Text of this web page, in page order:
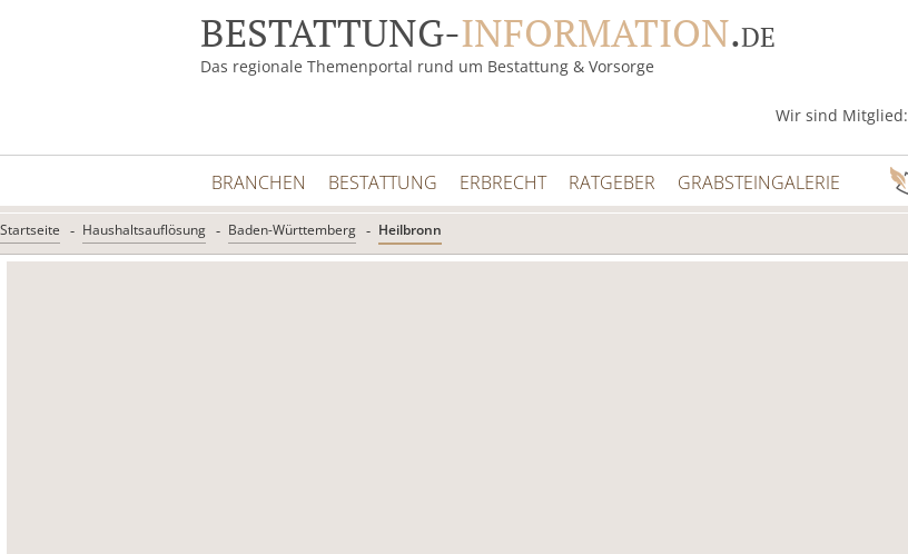
BESTATTUNG-INFORMATION.DE
Das regionale Themenportal rund um Bestattung & Vorsorge
Wir sind Mitglied:
BRANCHEN BESTATTUNG ERBRECHT RATGEBER GRABSTEINGALERIE
Startseite Haushaltsauflösung Baden-Württemberg Heilbronn